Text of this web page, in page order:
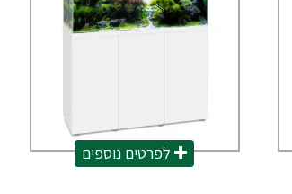
לפרטים נוספים